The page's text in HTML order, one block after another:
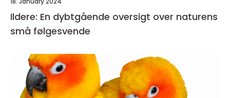
Ildere: En dybtgående oversigt over naturens
små følgesvende